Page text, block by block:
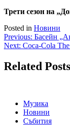
Трети сезон на
Posted in Новини
Навигация
Previous: Басейн
Next: Coca-Cola
Related Posts
Музика
Новини
Събития